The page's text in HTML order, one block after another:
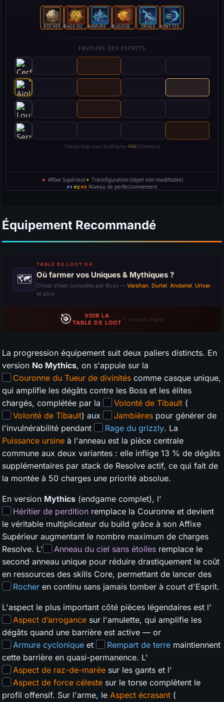
Équipement Recommandé
🗺
TABLE DE LOOT D4
Où farmer vos Uniques & Mythiques ?
Cheat sheet complète par Boss — Varshan, Duriel, Andariel, Urivar
et plus
🎯
VOIR LA
TABLE DE LOOT ↗ nouvel onglet
La progression équipement suit deux paliers distincts. En
version No Mythics, on s'appuie sur la
Couronne du Tueur de divinités comme casque unique,
qui amplifie les dégâts contre les Boss et les élites
chargés, complétée par la
Volonté de Tibault (
Volonté de Tibault) aux Jambières pour générer de
l'invulnérabilité pendant
Rage du grizzly. La
Puissance ursine à l'anneau est la pièce centrale
commune aux deux variantes : elle inflige 13 % de dégâts
supplémentaires par stack de Resolve actif, ce qui fait de
la montée à 50 charges une priorité absolue.
En version Mythics (endgame complet), l'
Héritier de perdition remplace la Couronne et devient
le véritable multiplicateur du build grâce à son Affixe
Supérieur augmentant le nombre maximum de charges
Resolve. L'
Anneau du ciel sans étoiles remplace le
second anneau unique pour réduire drastiquement le coût
en ressources des skills Core, permettant de lancer des
Rocher en continu sans jamais tomber à court d'Esprit.
L'aspect le plus important côté pièces légendaires est l'
Aspect d’arrogance sur l'amulette, qui amplifie les
dégâts quand une barrière est active — or
Armure cyclonique et Rempart de terre maintiennent
cette barrière en quasi-permanence. L'
Aspect de raz-de-marée sur les gants et l'
Aspect de force céleste sur le torse complètent le
profil offensif. Sur l'arme, le Aspect écrasant (